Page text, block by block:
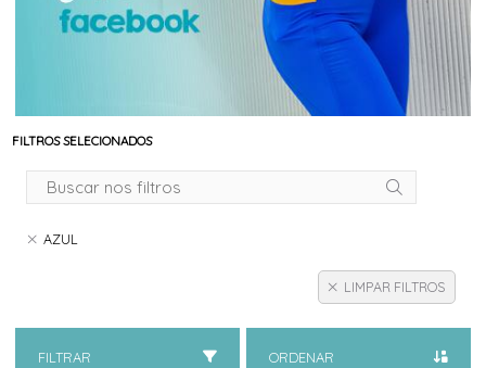
FILTROS SELECIONADOS
AZUL
LIMPAR FILTROS
FILTRAR ORDENAR